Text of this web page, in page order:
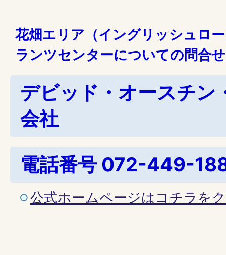
花畑エリア（イングリッシュロ
ランツセンターについての問合
デビッド・オースチン
会社
電話番号 072-449-
公式ホームページはコチラを